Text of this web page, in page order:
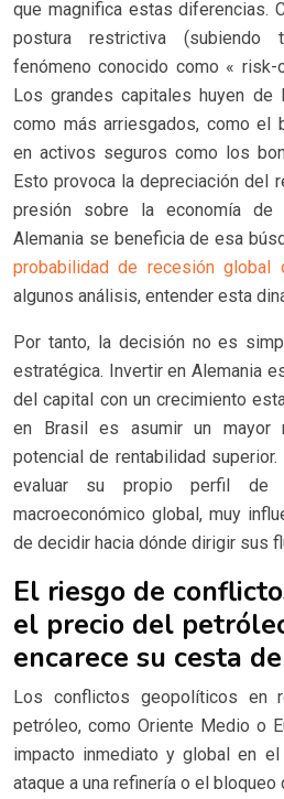
que magnifica estas diferencias.
postura restrictiva
fenómeno conocido como «
Los grandes capitales huyen de
como más arriesgados, como el
en activos seguros como los
Esto provoca la depreciación del
presión sobre la economía de
Alemania se beneficia de esa
probabilidad de recesión global
algunos análisis, entender esta
Por tanto, la decisión no es
estratégica. Invertir en Alemania
del capital con un crecimiento
en Brasil es asumir un mayor
potencial de rentabilidad
evaluar su propio perfil de
macroeconómico global, muy
de decidir hacia dónde dirigir sus
El riesgo de
el precio del
encarece su cesta
Los conflictos geopolíticos en
petróleo, como Oriente Medio o
impacto inmediato y global en
ataque a una refinería o el bloqueo